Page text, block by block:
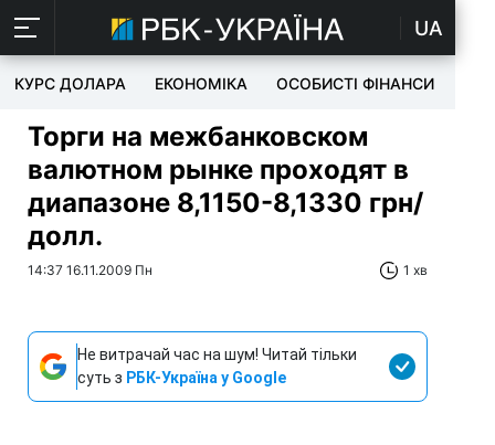
UA
КУРС ДОЛАРА ЕКОНОМІКА ОСОБИСТІ ФІНАНСИ
Торги на межбанковском
валютном рынке проходят в
диапазоне 8,1150-8,1330 грн/
долл.
14:37 16.11.2009 Пн 1 хв
Не витрачай час на шум! Читай тільки
суть з РБК-Україна у Google